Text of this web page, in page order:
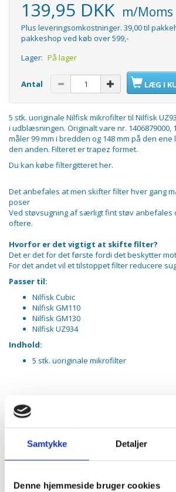
Samtykke Detaljer
Denne hjemmeside bruger cookies
139,95 DKK m/Moms
Plus leveringsomkostninger. 39,00 til
pakkeshop ved køb over 599,-
Lager: På lager
Antal LÆG I
5 stk. uoriginale Nilfisk mikrofilter til Nilfisk
i udblæsningen. Originalt vare nr. 1406879000,
måler 99 mm i bredden og 148 mm på den
den anden. Filteret er trapez formet.
Du kan købe filtergitteret her.
Det anbefales at men skifter filter hver gang
poser
Ved støvsugning af særligt fint støv anbefales
oftere.
Hvorfor er det vigtigt at skifte filter?
Det er det for det første fordi det beskytter
For det andet vil et tilstoppet filter reducere
Passer til:
Nilfisk Cubic
Nilfisk GM110
Nilfisk GM130
Nilfisk UZ934
Indhold:
5 stk. uoriginale mikrofilter
PASSER SAMMEN MED